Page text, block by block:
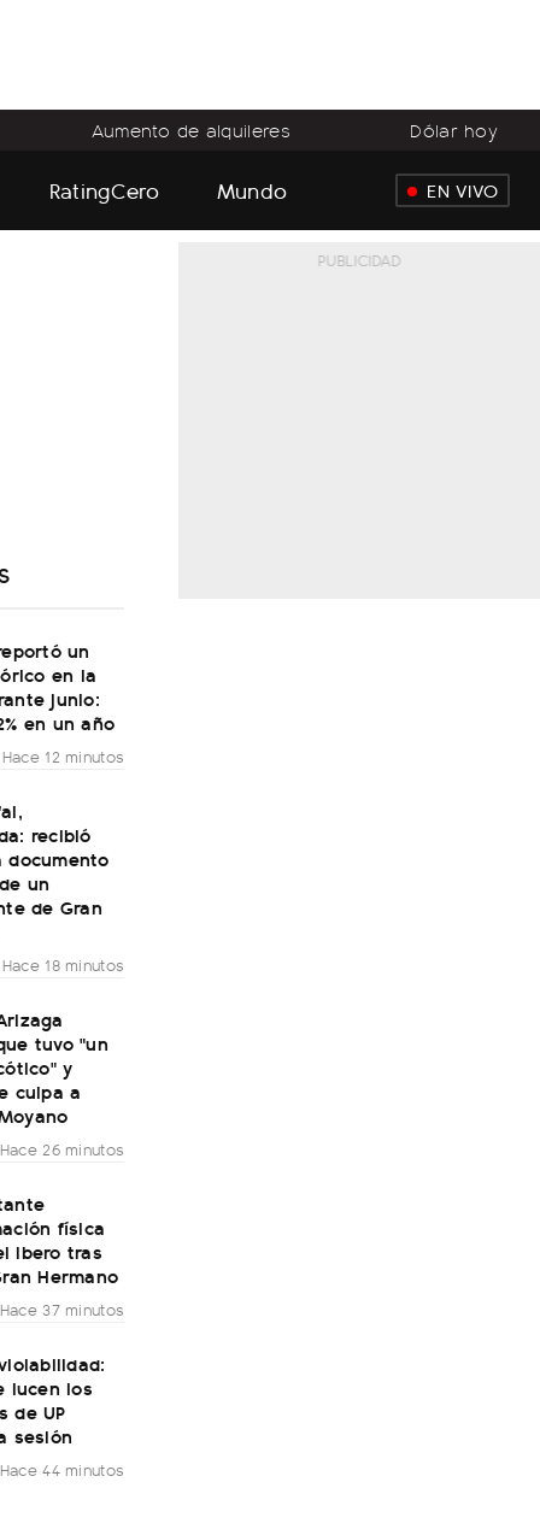
Aumento de alquileres Dólar hoy
RatingCero Mundo EN VIVO
un
en la
junio:
en un año
Hace 12 minutos
recibió
documento
un
de Gran
Hace 18 minutos
tuvo "un
y
culpa a
Hace 26 minutos
física
Ibero tras
Hermano
Hace 37 minutos
lucen los
de UP
sesión
Hace 44 minutos